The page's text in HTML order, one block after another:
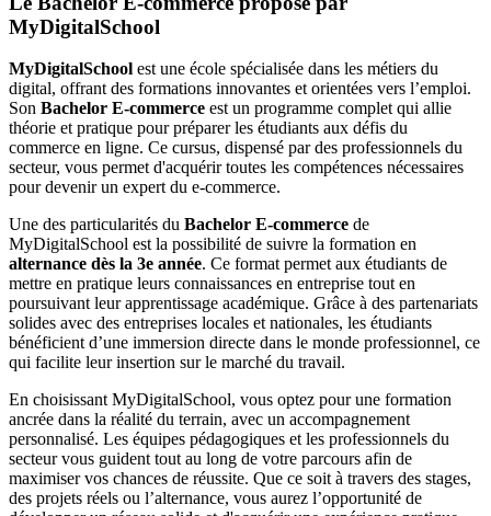
MyDigitalSchool
MyDigitalSchool est une école spécialisée dans les métiers du
digital, offrant des formations innovantes et orientées vers l’emploi.
Son Bachelor E-commerce est un programme complet qui allie
théorie et pratique pour préparer les étudiants aux défis du
commerce en ligne. Ce cursus, dispensé par des professionnels du
secteur, vous permet d'acquérir toutes les compétences nécessaires
pour devenir un expert du e-commerce.
Une des particularités du Bachelor E-commerce de
MyDigitalSchool est la possibilité de suivre la formation en
alternance dès la 3e année. Ce format permet aux étudiants de
mettre en pratique leurs connaissances en entreprise tout en
poursuivant leur apprentissage académique. Grâce à des partenariats
solides avec des entreprises locales et nationales, les étudiants
bénéficient d’une immersion directe dans le monde professionnel, ce
qui facilite leur insertion sur le marché du travail.
En choisissant MyDigitalSchool, vous optez pour une formation
ancrée dans la réalité du terrain, avec un accompagnement
personnalisé. Les équipes pédagogiques et les professionnels du
secteur vous guident tout au long de votre parcours afin de
maximiser vos chances de réussite. Que ce soit à travers des stages,
des projets réels ou l’alternance, vous aurez l’opportunité de